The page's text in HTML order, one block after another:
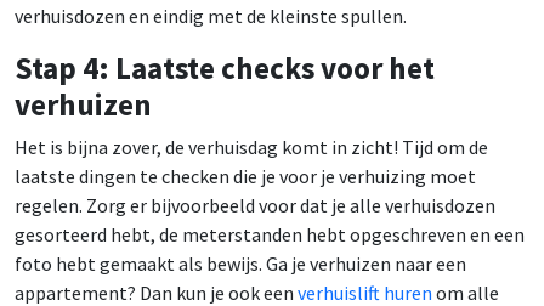
verhuisdozen en eindig met de kleinste spullen.
Stap 4: Laatste checks voor het
verhuizen
Het is bijna zover, de verhuisdag komt in zicht! Tijd om de
laatste dingen te checken die je voor je verhuizing moet
regelen. Zorg er bijvoorbeeld voor dat je alle verhuisdozen
gesorteerd hebt, de meterstanden hebt opgeschreven en een
foto hebt gemaakt als bewijs. Ga je verhuizen naar een
appartement? Dan kun je ook een verhuislift huren om alle